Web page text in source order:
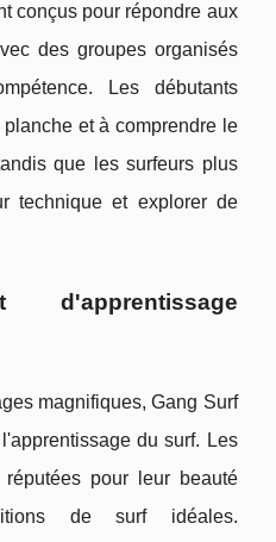
conçus pour répondre aux
des groupes organisés
Les débutants
et à comprendre le
que les surfeurs plus
technique et explorer de
d'apprentissage
magnifiques, Gang Surf
du surf. Les
pour leur beauté
de surf idéales.